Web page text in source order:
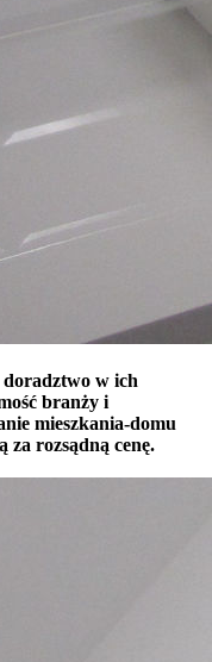
doradztwo w ich
branży i
mieszkania-domu
za rozsądną cenę.